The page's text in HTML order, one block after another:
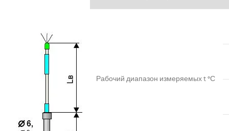
Рабочий диапазон измеряемых t °С